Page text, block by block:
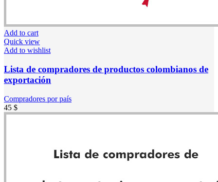
Add to cart
Quick view
Add to wishlist
Lista de compradores de productos colombianos de
exportación
Compradores por país
45 $